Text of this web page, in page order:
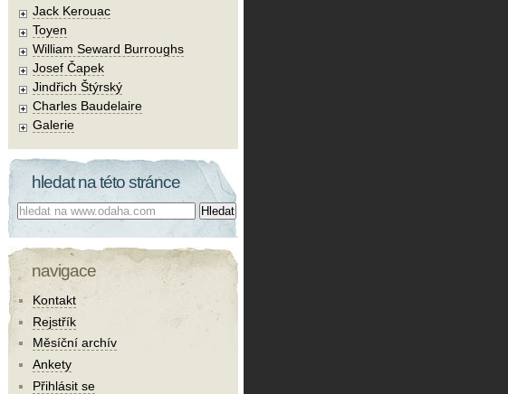
Jack Kerouac
Toyen
William Seward Burroughs
Josef Čapek
Jindřich Štýrský
Charles Baudelaire
Galerie
hledat na této stránce
Co hledat:
navigace
Kontakt
Rejstřík
Měsíční archív
Ankety
Přihlásit se